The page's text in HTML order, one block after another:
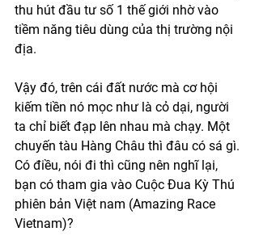
thu hút đầu tư số 1 thế giới nhờ vào
tiềm năng tiêu dùng của thị trường nội
địa.
Vậy đó, trên cái đất nước mà cơ hội
kiếm tiền nó mọc như là cỏ dại, người
ta chỉ biết đạp lên nhau mà chạy. Một
chuyến tàu Hàng Châu thì đâu có sá gì.
Có điều, nói đi thì cũng nên nghĩ lại,
bạn có tham gia vào Cuộc Đua Kỳ Thú
phiên bản Việt nam (Amazing Race
Vietnam)?